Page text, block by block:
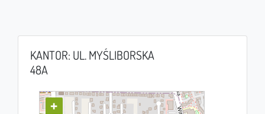
KANTOR: UL. MYŚLIBORSKA
48A
+